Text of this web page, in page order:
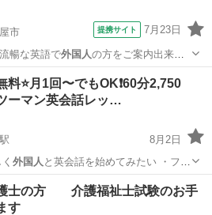
市 提携サイト 7月23日
暢な英語で外国人の方をご案内出来た
料⭐️月1回〜でもOK❗️60分2,750
ーマン英会話レッ…
8月2日
外国人 と英会話を始めてみたい ・フィ
英会話 フィリピン
士の方 介護福祉士試験のお手
す